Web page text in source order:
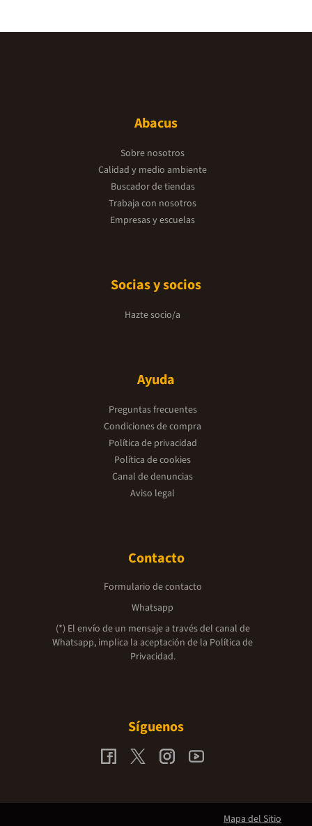
Abacus
Sobre nosotros
Calidad y medio ambiente
Buscador de tiendas
Trabaja con nosotros
Empresas y escuelas
Socias y socios
Hazte socio/a
Ayuda
Preguntas frecuentes
Condiciones de compra
Política de privacidad
Política de cookies
Canal de denuncias
Aviso legal
Contacto
Formulario de contacto
Whatsapp
(*) El envío de un mensaje a través del canal de
Whatsapp, implica la aceptación de la Política de
Privacidad.
Síguenos
Mapa del Sitio